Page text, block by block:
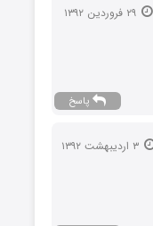
۲۹ فروردین ۱۳۹۲
پاسخ
۳ اردیبهشت ۱۳۹۲